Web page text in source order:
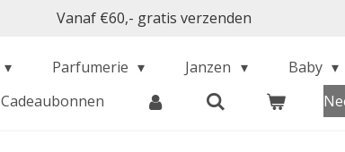
Vanaf €60,- gratis verzenden
Parfumerie Janzen Baby
Cadeaubonnen